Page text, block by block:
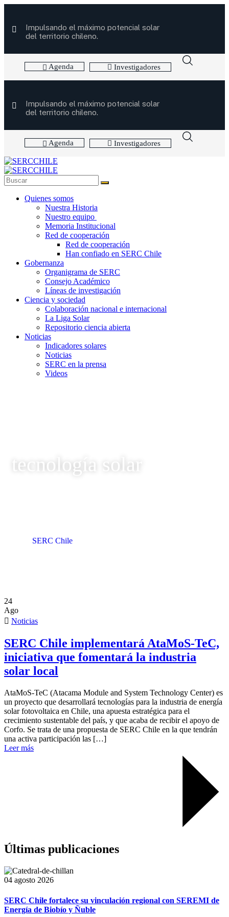
Impulsando el máximo potencial solar
del territorio chileno.
Agenda Investigadores
Impulsando el máximo potencial solar
del territorio chileno.
Agenda Investigadores
Quienes somos
Nuestra Historia
Nuestro equipo
Memoria Institucional
Red de cooperación
Red de cooperación
Han confiado en SERC Chile
Gobernanza
Organigrama de SERC
Consejo Académico
Líneas de investigación
Ciencia y sociedad
Colaboración nacional e internacional
La Liga Solar
Repositorio ciencia abierta
Noticias
Indicadores solares
Noticias
SERC en la prensa
Videos
tecnología solar
SERC Chile
24
Ago
Noticias
SERC Chile implementará AtaMoS-TeC,
iniciativa que fomentará la industria
solar local
AtaMoS-TeC (Atacama Module and System Technology Center) es
un proyecto que desarrollará tecnologías para la industria de energía
solar fotovoltaica en Chile, una apuesta estratégica para el
crecimiento sustentable del país, y que acaba de recibir el apoyo de
Corfo. Se trata de una propuesta de SERC Chile en la que tendrán
una activa participación las […]
Leer más
Últimas publicaciones
04 agosto 2026
SERC Chile fortalece su vinculación regional con SEREMI de
Energía de Biobío y Ñuble